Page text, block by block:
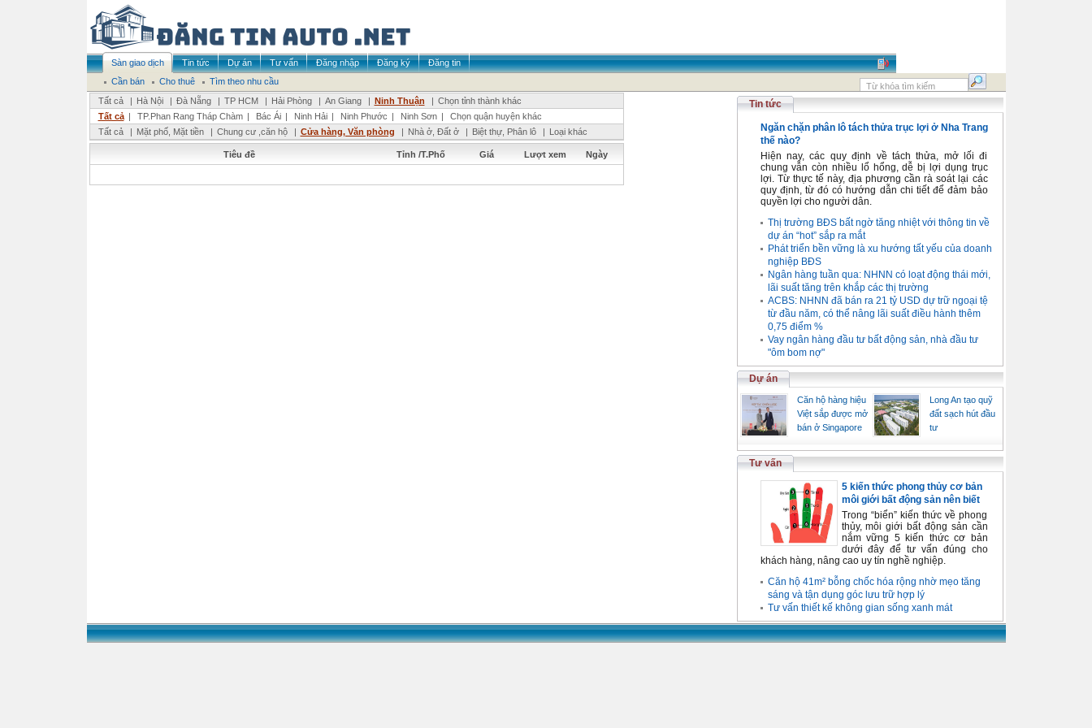
Sàn giao dịch Tin tức Dự án Tư vấn Đăng nhập Đăng ký
Đăng tin
Cần bán
Cho thuê
Tìm theo nhu cầu
Tất cả
| Hà Nội | Đà Nẵng | TP HCM | Hải Phòng | An Giang | Ninh Thuận | Chọn tỉnh thành khác
Tất cả | TP.Phan Rang Tháp Chàm | Bác Ái | Ninh Hải | Ninh Phước | Ninh Sơn |
Chọn quận huyện khác
Tất cả
| Mặt phố, Mặt tiền | Chung cư ,căn hộ | Cửa hàng, Văn phòng | Nhà ở, Đất ở | Biệt thự, Phân lô | Loại khác
Tiêu đề Tỉnh /T.Phố Giá Lượt xem Ngày
Tin tức
Ngăn chặn phân lô tách thửa trục lợi ở Nha Trang
thế nào?
Hiện nay, các quy định về tách thửa, mở lối đi
chung vẫn còn nhiều lổ hổng, dễ bị lợi dụng trục
lợi. Từ thực tế này, địa phương cần rà soát lại các
quy định, từ đó có hướng dẫn chi tiết để đảm bảo
quyền lợi cho người dân.
Thị trường BĐS bất ngờ tăng nhiệt với thông tin về
dự án “hot” sắp ra mắt
Phát triển bền vững là xu hướng tất yếu của doanh
nghiệp BĐS
Ngân hàng tuần qua: NHNN có loạt động thái mới,
lãi suất tăng trên khắp các thị trường
ACBS: NHNN đã bán ra 21 tỷ USD dự trữ ngoại tệ
từ đầu năm, có thể nâng lãi suất điều hành thêm
0,75 điểm %
Vay ngân hàng đầu tư bất động sản, nhà đầu tư
"ôm bom nợ"
Dự án
Căn hộ hàng hiệu
Việt sắp được mở
bán ở Singapore
Long An tạo quỹ
đất sạch hút đầu
tư
Tư vấn
5 kiến thức phong thủy cơ bản
môi giới bất động sản nên biết
Trong “biển” kiến thức về phong
thủy, môi giới bất động sản cần
nắm vững 5 kiến thức cơ bản
dưới đây để tư vấn đúng cho
khách hàng, nâng cao uy tín nghề nghiệp.
Căn hộ 41m² bỗng chốc hóa rộng nhờ mẹo tăng
sáng và tận dụng góc lưu trữ hợp lý
Tư vấn thiết kế không gian sống xanh mát